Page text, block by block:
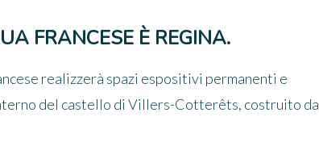
FRANCESE È REGINA.
realizzerà spazi espositivi permanenti e
del castello di Villers-Cotterêts, costruito da